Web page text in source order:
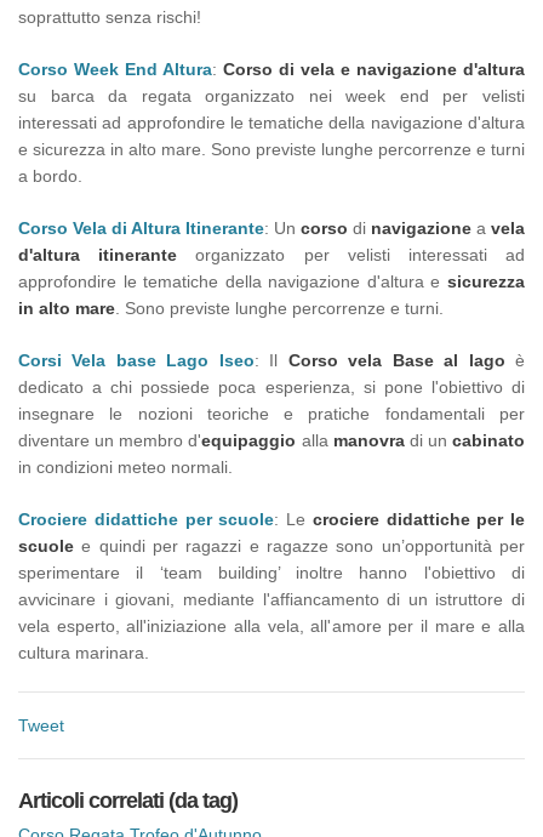
soprattutto senza rischi!
Corso Week End Altura: Corso di vela e navigazione d'altura
su barca da regata organizzato nei week end per velisti
interessati ad approfondire le tematiche della navigazione d'altura
e sicurezza in alto mare. Sono previste lunghe percorrenze e turni
a bordo.
Corso Vela di Altura Itinerante: Un corso di navigazione a vela
d'altura itinerante organizzato per velisti interessati ad
approfondire le tematiche della navigazione d'altura e sicurezza
in alto mare . Sono previste lunghe percorrenze e turni.
Corsi Vela base Lago Iseo: Il Corso vela Base al lago è
dedicato a chi possiede poca esperienza, si pone l'obiettivo di
insegnare le nozioni teoriche e pratiche fondamentali per
diventare un membro d'equipaggio alla manovradi un cabinato
in condizioni meteo normali.
Crociere didattiche per scuole: Le crociere didattiche per le
scuole e quindi per ragazzi e ragazze sono un’opportunità per
sperimentare il ‘team building’ inoltre hanno l'obiettivo di
avvicinare i giovani, mediante l'affiancamento di un istruttore di
vela esperto, all'iniziazione alla vela, all'amore per il mare e alla
cultura marinara.
Tweet
Articoli correlati (da tag)